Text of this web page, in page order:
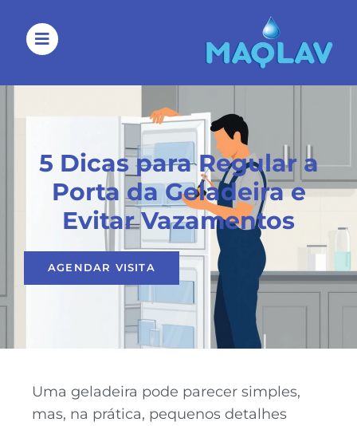
5 Dicas para Regular a
Porta da Geladeira e
Evitar Vazamentos
AGENDAR VISITA
Uma geladeira pode parecer simples,
mas, na prática, pequenos detalhes